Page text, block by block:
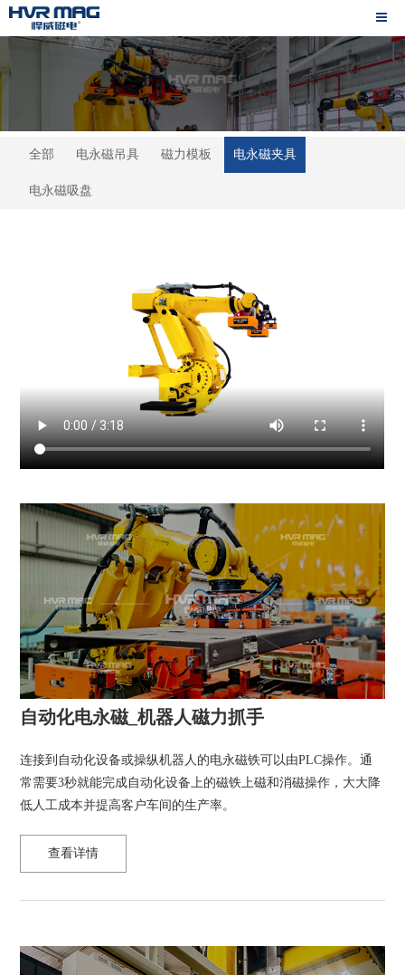
全部 电永磁吊具 磁力模板 电永磁夹具
电永磁吸盘
自动化电永磁_机器人磁力抓手
连接到自动化设备或操纵机器人的电永磁铁可以由PLC操作。通
常需要3秒就能完成自动化设备上的磁铁上磁和消磁操作，大大降
低人工成本并提高客户车间的生产率。
查看详情